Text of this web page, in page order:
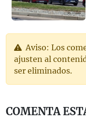
Aviso: Los
ajusten al
ser eliminados.
COMENTA